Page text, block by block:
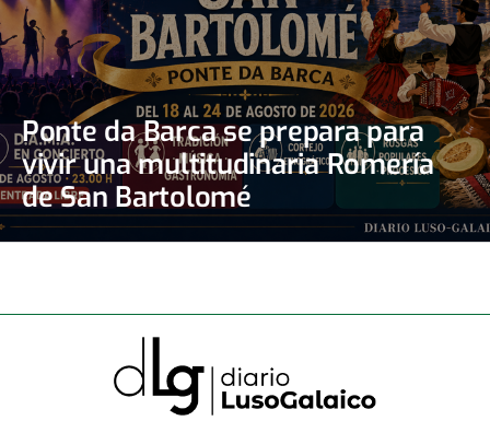
Ponte da Barca se prepara para
vivir una multitudinaria Romería
de San Bartolomé